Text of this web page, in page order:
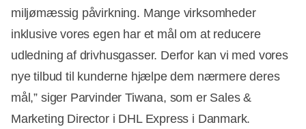
miljømæssig påvirkning. Mange virksomheder
inklusive vores egen har et mål om at reducere
udledning af drivhusgasser. Derfor kan vi med vores
nye tilbud til kunderne hjælpe dem nærmere deres
mål,” siger Parvinder Tiwana, som er Sales &
Marketing Director i DHL Express i Danmark.